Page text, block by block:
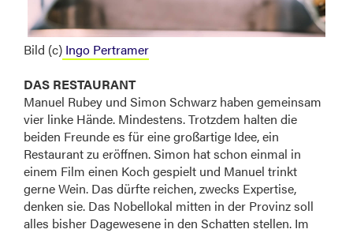
Bild (c) Ingo Pertramer
DAS RESTAURANT
Manuel Rubey und Simon Schwarz haben gemeinsam
vier linke Hände. Mindestens. Trotzdem halten die
beiden Freunde es für eine großartige Idee, ein
Restaurant zu eröffnen. Simon hat schon einmal in
einem Film einen Koch gespielt und Manuel trinkt
gerne Wein. Das dürfte reichen, zwecks Expertise,
denken sie. Das Nobellokal mitten in der Provinz soll
alles bisher Dagewesene in den Schatten stellen. Im